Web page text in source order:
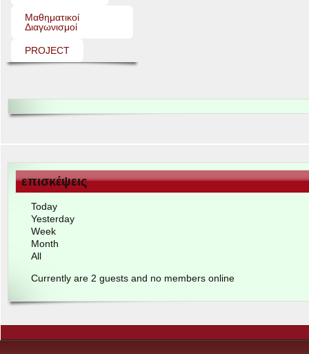
Μαθηματικοί
Διαγωνισμοί
PROJECT
επισκέψεις
Today
Yes­ter­day
Week
Month
All
Cur­rently are 2 guests and no mem­bers online